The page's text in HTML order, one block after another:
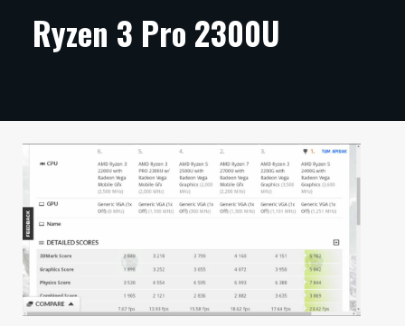
ARTIKKELIT
TECHBBS
TIETOA
HINTA.FI
KAUPPA
VAIHDA TEEMA
Ryzen 3 Pro 2300U